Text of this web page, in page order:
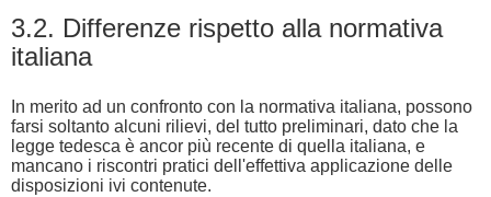
3.2. Differenze rispetto alla normativa
italiana
In merito ad un confronto con la normativa italiana, possono
farsi soltanto alcuni rilievi, del tutto preliminari, dato che la
legge tedesca è ancor più recente di quella italiana, e
mancano i riscontri pratici dell'effettiva applicazione delle
disposizioni ivi contenute.